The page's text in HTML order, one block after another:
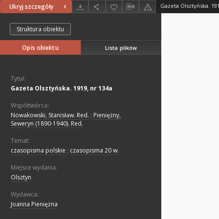
Ukryj szczegóły Gazeta Olsztyńska.
Struktura obiektu
Opis obiektu Lista plików
Tytuł:
Gazeta Olsztyńska. 1919, nr 134a
Współtwórca:
Nowakowski, Stanisław. Red. ; Pieniężny,
Seweryn (1890-1940). Red.
Temat:
czasopisma polskie ; czasopisma 20 w.
Miejsce wydania:
Olsztyn
Wydawca:
Joanna Pieniężna